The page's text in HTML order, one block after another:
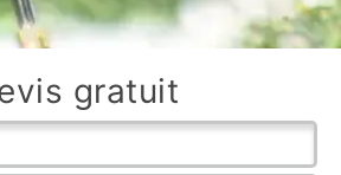
gratuit